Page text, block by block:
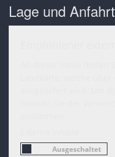
Lage und Anfahrt